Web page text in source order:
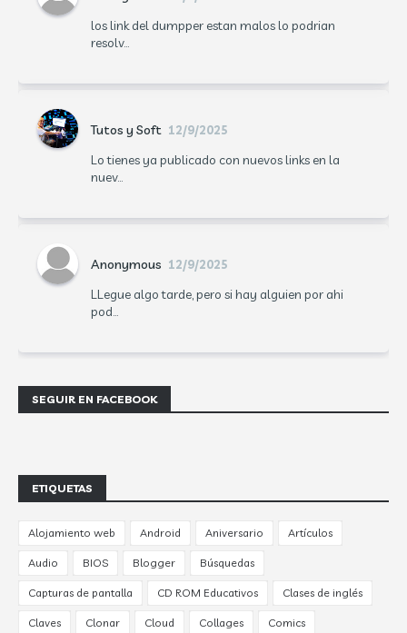
los link del dumpper estan malos lo podrian
resolv...
Tutos y Soft 12/9/2025
Lo tienes ya publicado con nuevos links en la
nuev...
Anonymous 12/9/2025
LLegue algo tarde, pero si hay alguien por ahi
pod...
SEGUIR EN FACEBOOK
ETIQUETAS
Alojamiento web Android Aniversario Artículos
Audio BIOS Blogger Búsquedas
Capturas de pantalla CD ROM Educativos Clases de inglés
Claves Clonar Cloud Collages Comics